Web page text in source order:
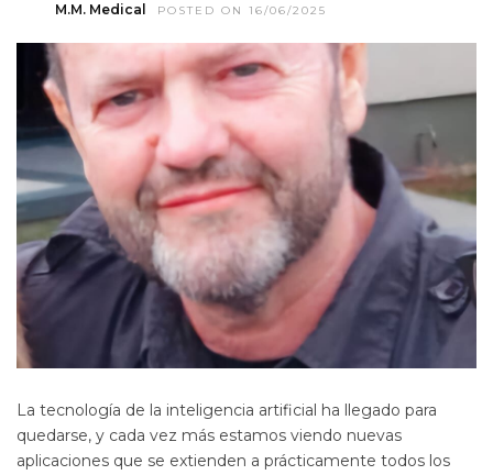
M.M. Medical POSTED ON 16/06/2025
La tecnología de la inteligencia artificial ha llegado para
quedarse, y cada vez más estamos viendo nuevas
aplicaciones que se extienden a prácticamente todos los